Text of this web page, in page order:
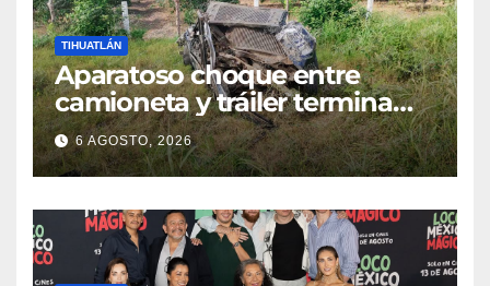
TIHUATLÁN
Aparatoso choque entre
camioneta y tráiler termina
con ambas unidades fuera de
la carretera en Tihuatlán
6 AGOSTO, 2026